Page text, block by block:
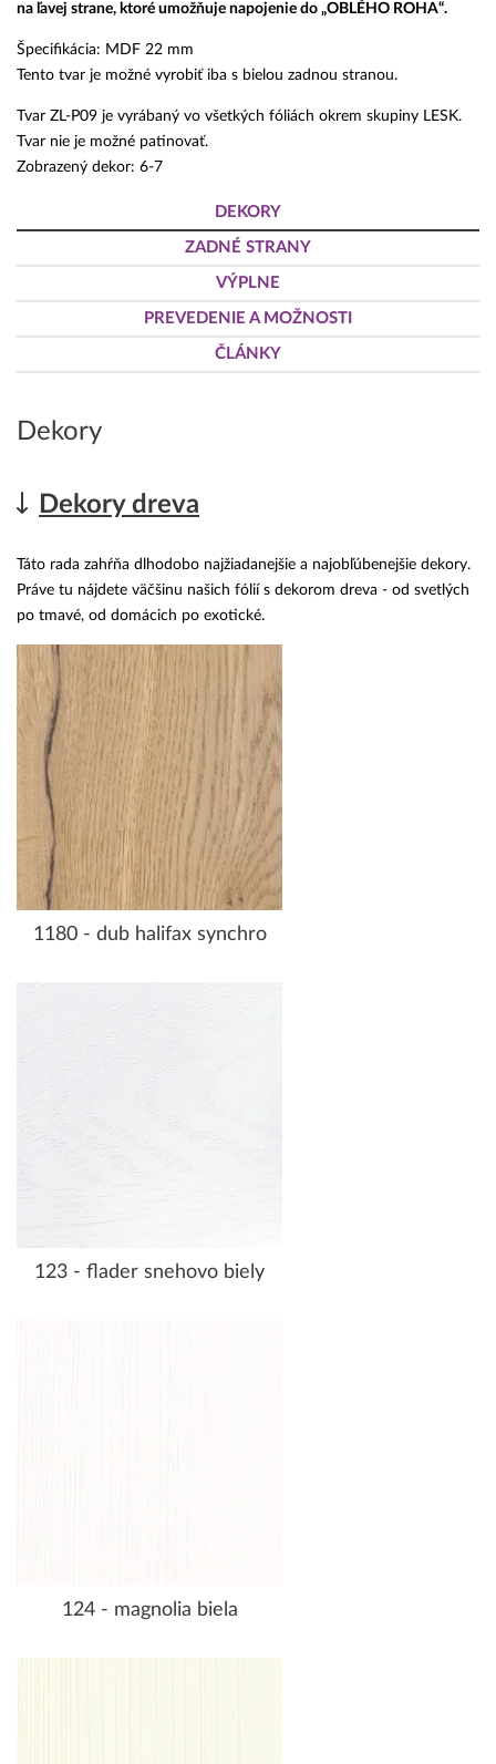
na ľavej strane, ktoré umožňuje napojenie do „OBLÉHO ROHA“.
Špecifikácia: MDF 22 mm
Tento tvar je možné vyrobiť iba s bielou zadnou stranou.
Tvar ZL-P09 je vyrábaný vo všetkých fóliách okrem skupiny LESK.
Tvar nie je možné patinovať.
Zobrazený dekor: 6-7
DEKORY
ZADNÉ STRANY
VÝPLNE
PREVEDENIE A MOŽNOSTI
ČLÁNKY
Dekory
Dekory dreva
Táto rada zahŕňa dlhodobo najžiadanejšie a najobľúbenejšie dekory.
Práve tu nájdete väčšinu našich fólií s dekorom dreva - od svetlých
po tmavé, od domácich po exotické.
1180 - dub halifax synchro
123 - flader snehovo biely
124 - magnolia biela